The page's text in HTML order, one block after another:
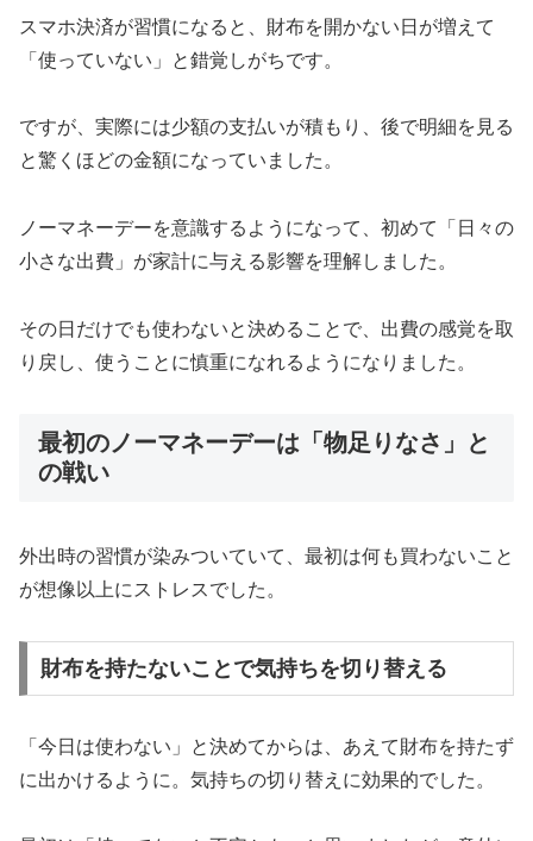
スマホ決済が習慣になると、財布を開かない日が増えて
「使っていない」と錯覚しがちです。
ですが、実際には少額の支払いが積もり、後で明細を見る
と驚くほどの金額になっていました。
ノーマネーデーを意識するようになって、初めて「日々の
小さな出費」が家計に与える影響を理解しました。
その日だけでも使わないと決めることで、出費の感覚を取
り戻し、使うことに慎重になれるようになりました。
最初のノーマネーデーは「物足りなさ」と
の戦い
外出時の習慣が染みついていて、最初は何も買わないこと
が想像以上にストレスでした。
財布を持たないことで気持ちを切り替える
「今日は使わない」と決めてからは、あえて財布を持たず
に出かけるように。気持ちの切り替えに効果的でした。